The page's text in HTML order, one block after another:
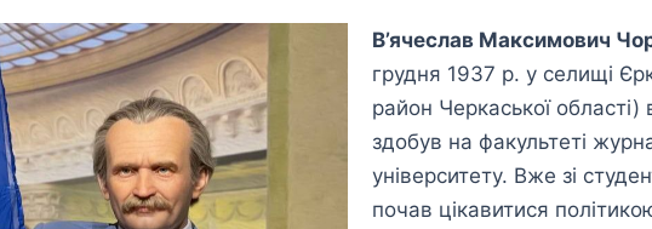
В’ячеслав Максимович
грудня 1937 р. у селищі
район Черкаської області)
здобув на факультеті
університету. Вже зі
почав цікавитися